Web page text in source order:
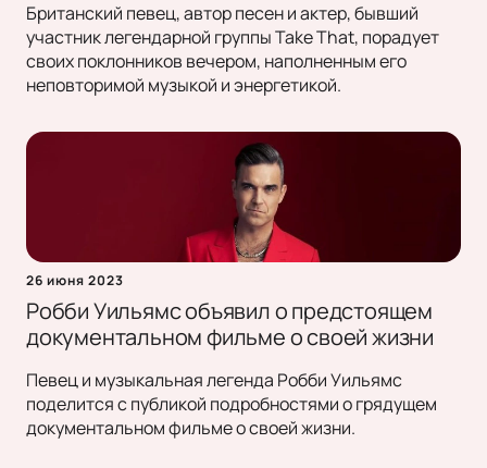
Британский певец, автор песен и актер, бывший
участник легендарной группы Take That, порадует
своих поклонников вечером, наполненным его
неповторимой музыкой и энергетикой.
26 июня 2023
Робби Уильямс объявил о предстоящем
документальном фильме о своей жизни
Певец и музыкальная легенда Робби Уильямс
поделится с публикой подробностями о грядущем
документальном фильме о своей жизни.